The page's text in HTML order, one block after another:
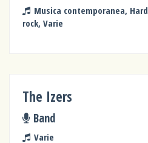
Musica contemporanea, Hard
rock, Varie
The Izers
Band
Varie